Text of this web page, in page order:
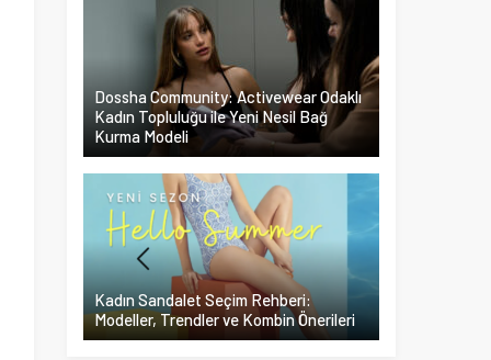
Dossha Community: Activewear Odaklı
Kadın Topluluğu ile Yeni Nesil Bağ
Kurma Modeli
Kadın Sandalet Seçim Rehberi:
Modeller, Trendler ve Kombin Önerileri